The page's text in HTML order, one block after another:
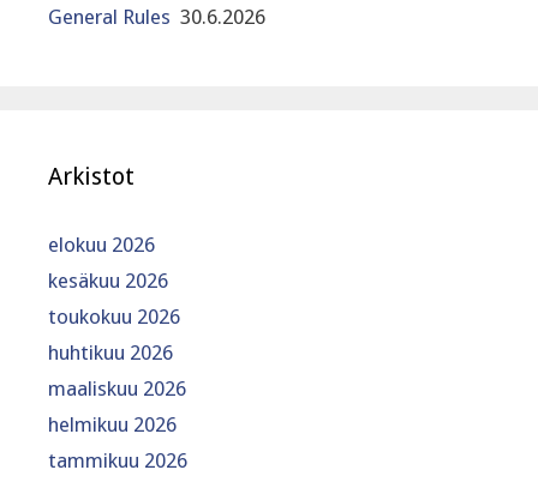
General Rules 30.6.2026
Arkistot
elokuu 2026
kesäkuu 2026
toukokuu 2026
huhtikuu 2026
maaliskuu 2026
helmikuu 2026
tammikuu 2026